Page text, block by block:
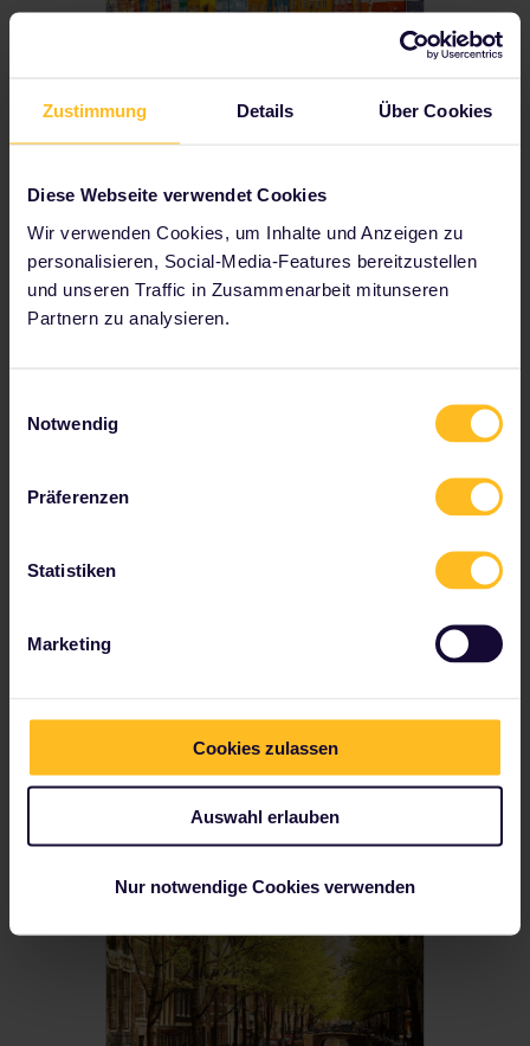
Zustimmung Details Über Cookies
Diese Webseite verwendet Cookies
Wir verwenden Cookies, um Inhalte und Anzeigen zu
personalisieren, Social-Media-Features bereitzustellen
und unseren Traffic in Zusammenarbeit mitunseren
Partnern zu analysieren.
Notwendig
Präferenzen
Statistiken
Marketing
Cookies zulassen
Auswahl erlauben
Nur notwendige Cookies verwenden
Bist du bereit für deine Reisen
bis Sommerspaß – sieh dir die 10
besten europäischen Reiseziele
dieses Jahres an.
MEHR ENTDECKEN
einige unglaubliche Interrail-
Erlebnisse abzuhaken ... (nur in
englischer Sprache).